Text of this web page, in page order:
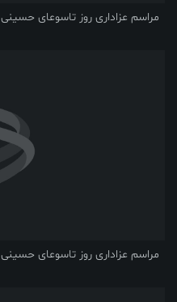
مراسم عزاداری روز تاسوعای حسینی
مراسم عزاداری روز تاسوعای حسینی